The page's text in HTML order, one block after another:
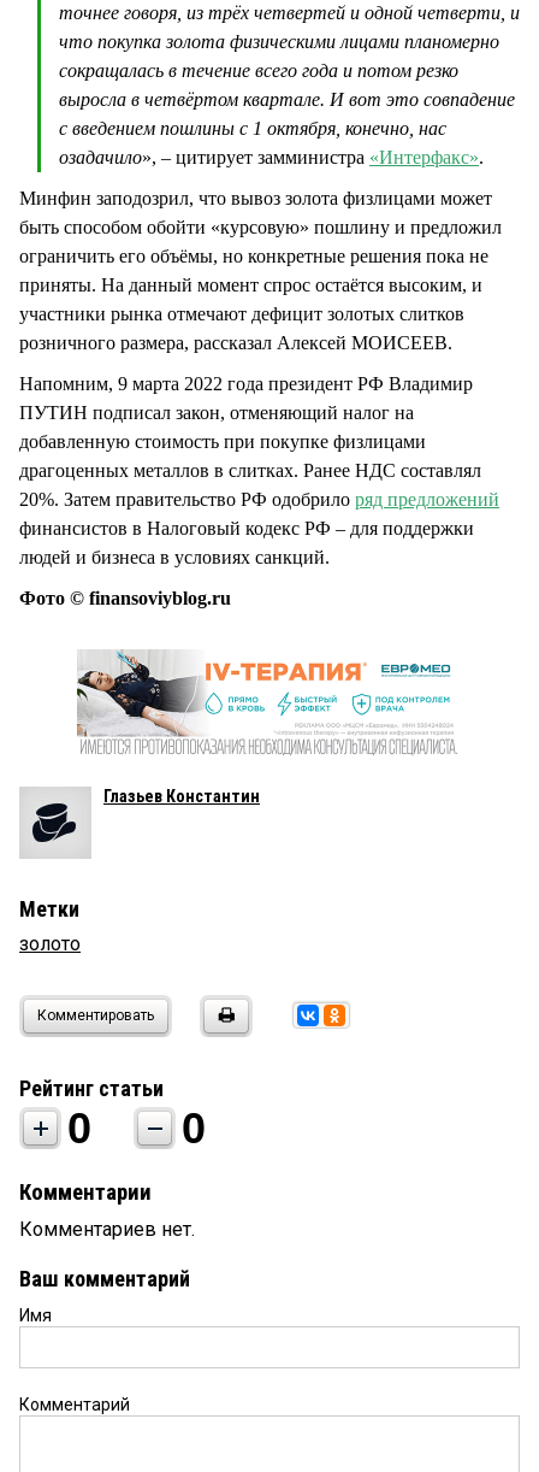
точнее говоря, из трёх четвертей и одной четверти, и
что покупка золота физическими лицами планомерно
сокращалась в течение всего года и потом резко
выросла в четвёртом квартале. И вот это совпадение
с введением пошлины с 1 октября, конечно, нас
озадачило», – цитирует замминистра «Интерфакс».
Минфин заподозрил, что вывоз золота физлицами может
быть способом обойти «курсовую» пошлину и предложил
ограничить его объёмы, но конкретные решения пока не
приняты. На данный момент спрос остаётся высоким, и
участники рынка отмечают дефицит золотых слитков
розничного размера, рассказал Алексей МОИСЕЕВ.
Напомним, 9 марта 2022 года президент РФ Владимир
ПУТИН подписал закон, отменяющий налог на
добавленную стоимость при покупке физлицами
драгоценных металлов в слитках. Ранее НДС составлял
20%. Затем правительство РФ одобрило ряд предложений
финансистов в Налоговый кодекс РФ – для поддержки
людей и бизнеса в условиях санкций.
Фото © finansoviyblog.ru
Глазьев Константин
Метки
золото
Комментировать
Рейтинг статьи
0 0
Комментарии
Комментариев нет.
Ваш комментарий
Имя
Комментарий